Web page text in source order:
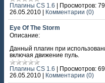
Плагины CS 1.6 | Просмотров:
26.05.2010 | Комментарии (0)
Eye Of The Storm
Описание:
Данный плагин при
включая движение пуль.
Плагины CS 1.6 | Просмотров:
26.05.2010 | Комментарии (0)